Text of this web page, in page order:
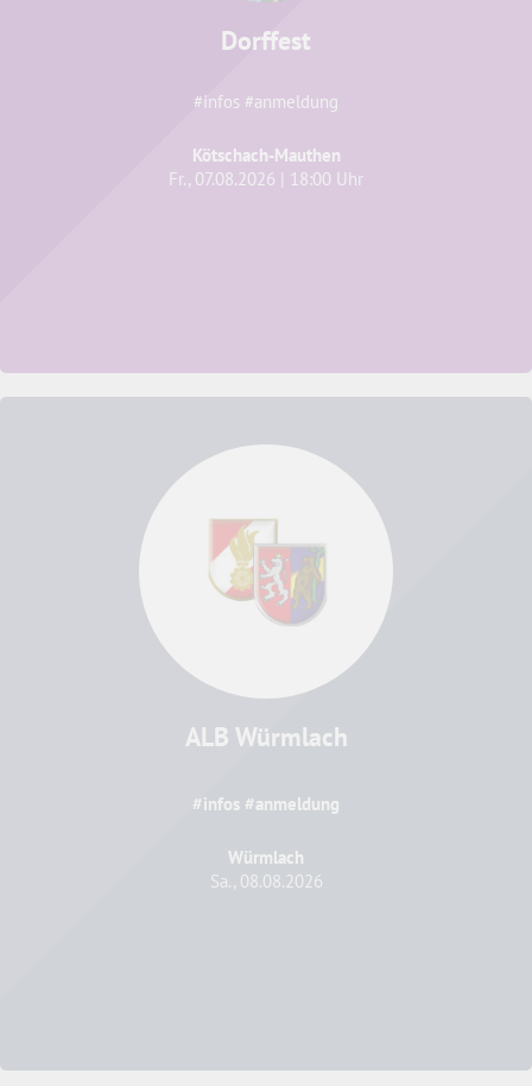
Dorffest
#infos #anmeldung
Kötschach-Mauthen
Fr., 07.08.2026 | 18:00 Uhr
ALB Würmlach
#infos #anmeldung
Würmlach
Sa., 08.08.2026